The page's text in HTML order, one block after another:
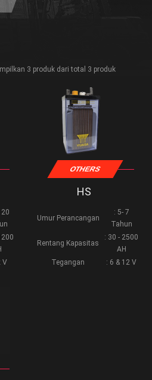
3 produk dari total 3 produk
20
V
OTHERS
HS
Umur Perancangan
: 5- 7
Tahun
Rentang Kapasitas
: 30 - 2500
AH
Tegangan
: 6 & 12 V